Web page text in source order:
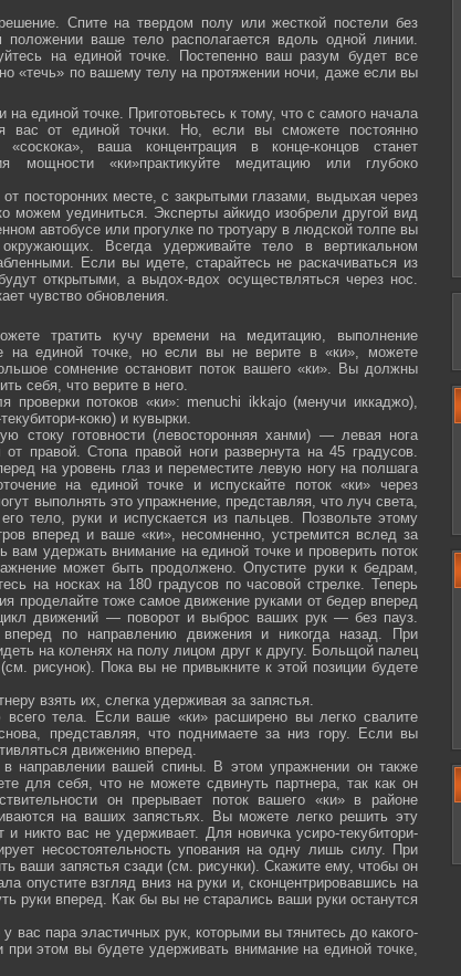
Спите на твердом полу или жесткой постели без
ваше тело располагается вдоль одной линии.
на единой точке. Постепенно ваш разум будет все
«течь» по вашему телу на протяжении ночи, даже если вы
единой точке. Приготовьтесь к тому, что с самого начала
вас от единой точки. Но, если вы сможете постоянно
ваша концентрация в конце-концов станет
мощности «ки»практикуйте медитацию или глубоко
посторонних месте, с закрытыми глазами, выдыхая через
уединиться. Эксперты айкидо изобрели другой вид
автобусе или прогулке по тротуару в людской толпе вы
Всегда удерживайте тело в вертикальном
Если вы идете, старайтесь не раскачиваться из
открытыми, а выдох-вдох осуществляться через нос.
чувство обновления.
тратить кучу времени на медитацию, выполнение
на единой точке, но если вы не верите в «ки», можете
сомнение остановит поток вашего «ки». Вы должны
себя, что верите в него.
потоков «ки»: menuchi ikkajo (менучи иккаджо),
кокю) и кувырки.
стоку готовности (левосторонняя ханми) — левая нога
правой. Стопа правой ноги развернута на 45 градусов.
на уровень глаз и переместите левую ногу на полшага
на единой точке и испускайте поток «ки» через
выполнять это упражнение, представляя, что луч света,
тело, руки и испускается из пальцев. Позвольте этому
вперед и ваше «ки», несомненно, устремится вслед за
удержать внимание на единой точке и проверить поток
может быть продолжено. Опустите руки к бедрам,
на носках на 180 градусов по часовой стрелке. Теперь
проделайте тоже самое движение руками от бедер вперед
движений — поворот и выброс ваших рук — без пауз.
по направлению движения и никогда назад. При
на коленях на полу лицом друг к другу. Больщой палец
рисунок). Пока вы не привыкните к этой позиции будете
взять их, слегка удерживая за запястья.
тела. Если ваше «ки» расширено вы легко свалите
представляя, что поднимаете за низ гору. Если вы
движению вперед.
направлении вашей спины. В этом упражнении он также
для себя, что не можете сдвинуть партнера, так как он
он прерывает поток вашего «ки» в районе
на ваших запястьях. Вы можете легко решить эту
никто вас не удерживает. Для новичка усиро-текубитори-
несостоятельность упования на одну лишь силу. При
ваши запястья сзади (см. рисунки). Скажите ему, чтобы он
опустите взгляд вниз на руки и, сконцентрировавшись на
руки вперед. Как бы вы не старались ваши руки останутся
пара эластичных рук, которыми вы тянитесь до какого-
этом вы будете удерживать внимание на единой точке,